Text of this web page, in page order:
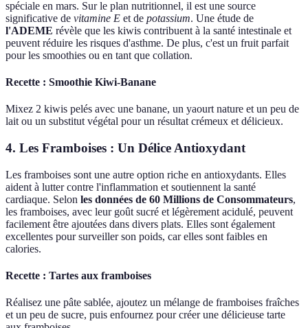
spéciale en mars. Sur le plan nutritionnel, il est une source
significative de vitamine E et de potassium. Une étude de
l'ADEME révèle que les kiwis contribuent à la santé intestinale et
peuvent réduire les risques d'asthme. De plus, c'est un fruit parfait
pour les smoothies ou en tant que collation.
Recette : Smoothie Kiwi-Banane
Mixez 2 kiwis pelés avec une banane, un yaourt nature et un peu de
lait ou un substitut végétal pour un résultat crémeux et délicieux.
4. Les Framboises : Un Délice Antioxydant
Les framboises sont une autre option riche en antioxydants. Elles
aident à lutter contre l'inflammation et soutiennent la santé
cardiaque. Selon les données de 60 Millions de Consommateurs,
les framboises, avec leur goût sucré et légèrement acidulé, peuvent
facilement être ajoutées dans divers plats. Elles sont également
excellentes pour surveiller son poids, car elles sont faibles en
calories.
Recette : Tartes aux framboises
Réalisez une pâte sablée, ajoutez un mélange de framboises fraîches
et un peu de sucre, puis enfournez pour créer une délicieuse tarte